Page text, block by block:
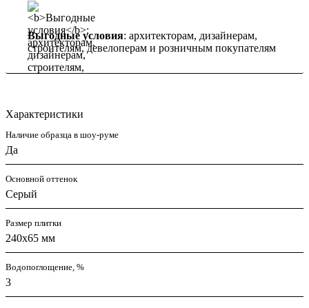
Выгодные условия: архитекторам, дизайнерам,
строителям, девелоперам и розничным покупателям
Характеристики
Наличие образца в шоу-руме
Да
Основной оттенок
Серый
Размер плитки
240x65 мм
Водопоглощение, %
3